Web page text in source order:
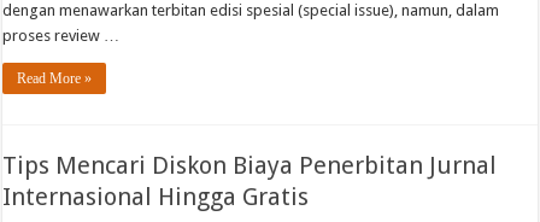
dengan menawarkan terbitan edisi spesial (special issue), namun, dalam
proses review …
Read More »
Tips Mencari Diskon Biaya Penerbitan Jurnal
Internasional Hingga Gratis